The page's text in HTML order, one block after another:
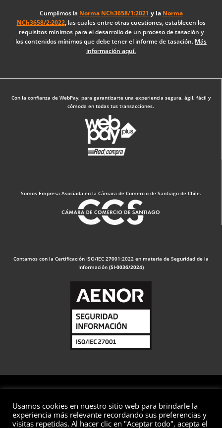
o
o
k
d
i
n
g
r
a
Cumplimos la Norma NCh3658/1:2021 y la Norma
NCh3658/2:2022, las cuales entre otras cuestiones, establecen los
requisitos mínimos para el desarrollo de un proceso de tasación y
los contenidos mínimos que debe tener el informe de tasación. Más
información aquí.
Con la confianza de WebPay, para garantizarte una experiencia segura, ágil, fácil y
cómoda en todas tus transacciones.
Somos Empresa Asociada en la Cámara de Comercio de Santiago de Chile.
Contamos con la Certificación ISO/IEC 27001:2022 en materia de Seguridad de la
Información (SI-0036/2024)
© 2026 Valuaciones
Todos los derechos reservados
Usamos cookies en nuestro sitio web para brindarle la
experiencia más relevante recordando sus preferencias y
visitas repetidas. Al hacer clic en "Aceptar todo", acepta el